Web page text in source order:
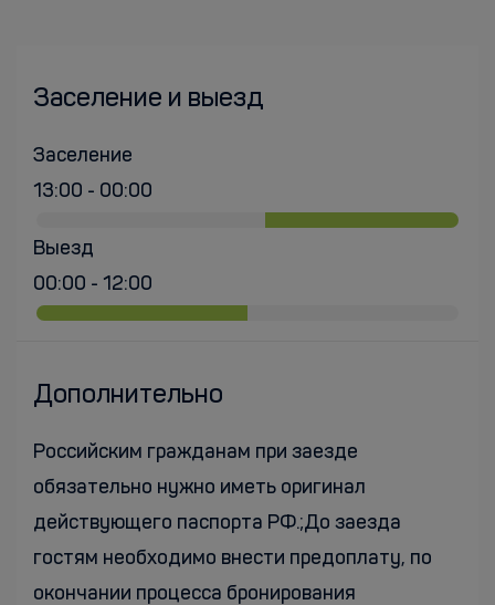
Заселение и выезд
Заселение
13:00 - 00:00
Выезд
00:00 - 12:00
Дополнительно
Российским гражданам при заезде
обязательно нужно иметь оригинал
действующего паспорта РФ.;До заезда
гостям необходимо внести предоплату, по
окончании процесса бронирования